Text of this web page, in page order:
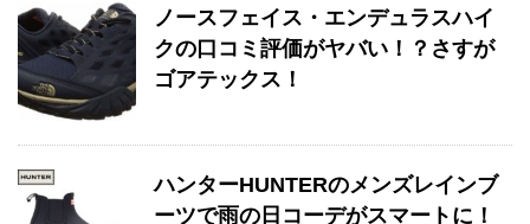
ノースフェイス・エンデュラスハイ
クの口コミ評価がヤバい！？さすが
ゴアテックス！
ハンターHUNTERのメンズレインブ
ーツで雨の日コーデがスマートに！